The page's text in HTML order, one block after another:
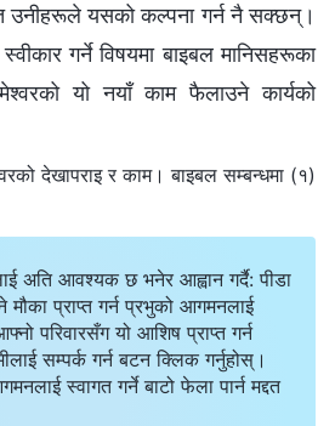
उनीहरूले यसको कल्पना गर्न नै सक्छन्।
गर्ने विषयमा बाइबल मानिसहरूका
यो नयाँ काम फैलाउने कार्यको
देखापराइ र काम। बाइबल सम्बन्धमा (१)
अति आवश्यक छ भनेर आह्वान गर्दै: पीडा
मौका प्राप्त गर्न प्रभुको आगमनलाई
परिवारसँग यो आशिष प्राप्त गर्न
सम्पर्क गर्न बटन क्लिक गर्नुहोस्।
स्वागत गर्ने बाटो फेला पार्न मद्दत